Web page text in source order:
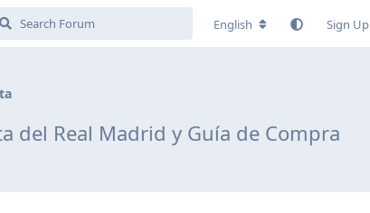
English Sign Up
del Real Madrid y Guía de Compra